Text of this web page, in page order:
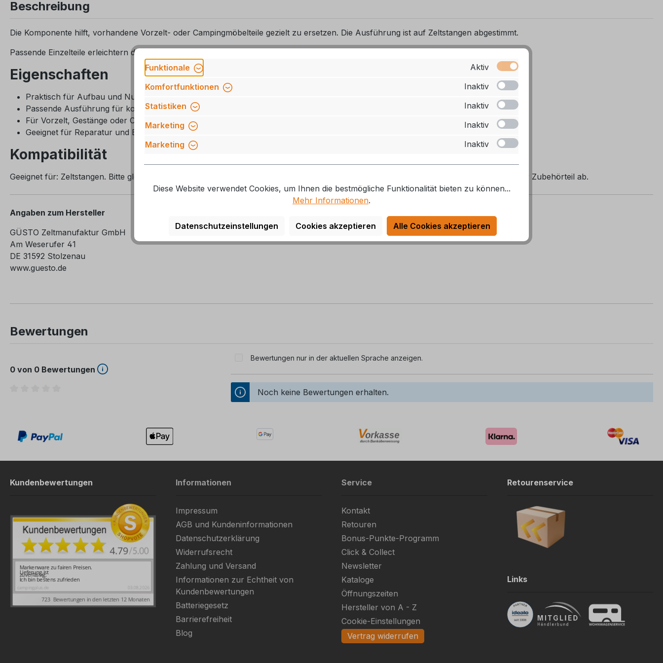
Beschreibung
Die Komponente hilft, vorhandene Vorzelt- oder Campingmöbelteile gezielt zu ersetzen. Die Ausführung ist auf Zeltstangen abgestimmt.
Passende Einzelteile erleichtern den Aufbau und verlängern die Nutzbarkeit vorhandener Vorzelt- oder Campingausstattung.
Eigenschaften
Praktisch für Aufbau und Nutzung unterwegs
Passende Ausführung für kompatible Systeme
Für Vorzelt, Gestänge oder Campingmöbel
Geeignet für Reparatur und Ergänzung
Kompatibilität
Geeignet für: Zeltstangen. Bitte gleichen Sie die Bezeichnung und die vorhandene Ausführung vor der Bestellung mit Ihrem Fahrzeug oder Zubehörteil ab.
Angaben zum Hersteller
GÜSTO Zeltmanufaktur GmbH
Am Weserufer 41
DE 31592 Stolzenau
www.guesto.de
Bewertungen
0 von 0 Bewertungen
Bewertungen nur in der aktuellen Sprache anzeigen.
Noch keine Bewertungen erhalten.
Kundenbewertungen Informationen
Impressum
AGB und Kundeninformationen
Datenschutzerklärung
Widerrufsrecht
Zahlung und Versand
Informationen zur Echtheit von
Kundenbewertungen
Batteriegesetz
Barrierefreiheit
Blog
Service
Kontakt
Retouren
Bonus-Punkte-Programm
Click & Collect
Newsletter
Kataloge
Öffnungszeiten
Hersteller von A - Z
Cookie-Einstellungen
Vertrag widerrufen
Retourenservice
Links
Funktionale
Aktiv
Komfortfunktionen
Inaktiv
Statistiken
Inaktiv
Marketing
Inaktiv
Marketing
Inaktiv
Diese Website verwendet Cookies, um Ihnen die bestmögliche Funktionalität bieten zu können...
Mehr Informationen.
Datenschutzeinstellungen Cookies akzeptieren Alle Cookies akzeptieren